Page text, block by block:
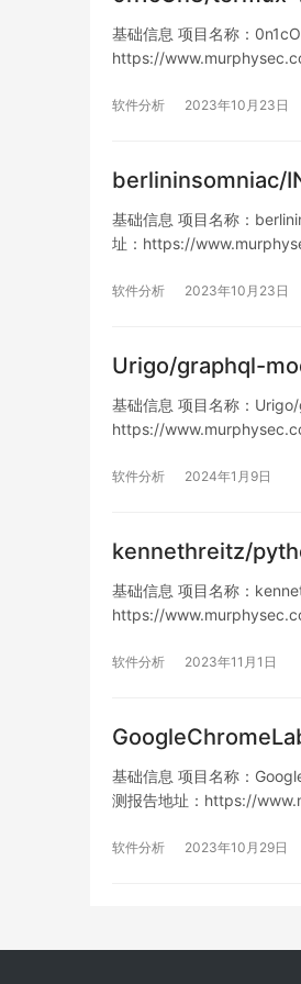
基础信息 项目名称：
https://
软件分析 2023年10月23日
berlininsomniac/
基础信息 项目名称：
址：https://
软件分析 2023年10月23日
Urigo/graphql-
基础信息 项目名称：
https://
软件分析 2024年1月9日
kennethreitz/
基础信息 项目名称：
https://
软件分析 2023年11月1日
基础信息 项目名称：
测报告地址：https://
软件分析 2023年10月29日